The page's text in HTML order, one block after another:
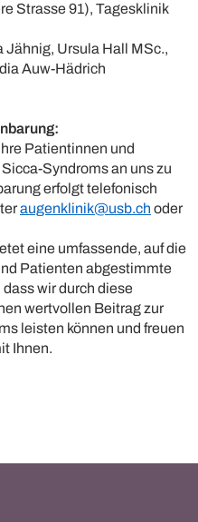
Strasse 91), Tagesklinik
Jähnig, Ursula Hall MSc.,
Auw-Hädrich
Patientinnen und
Syndroms an uns zu
erfolgt telefonisch
augenklinik@usb.ch oder
eine umfassende, auf die
Patienten abgestimmte
wir durch diese
wertvollen Beitrag zur
leisten können und freuen
Ihnen.